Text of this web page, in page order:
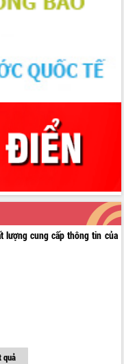
lượng cung cấp thông tin của
quả